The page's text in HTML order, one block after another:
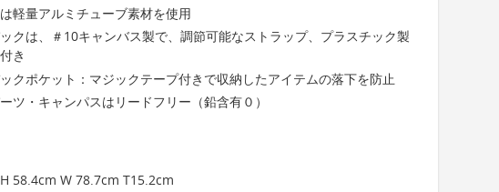
軽量アルミチューブ素材を使用
クは、＃10キャンバス製で、調節可能なストラップ、プラスチック製
き
クポケット：マジックテープ付きで収納したアイテムの落下を防止
ツ・キャンパスはリードフリー（鉛含有０）
58.4cm W 78.7cm T15.2cm